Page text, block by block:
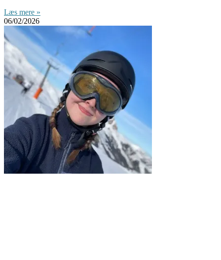
Læs mere »
06/02/2026